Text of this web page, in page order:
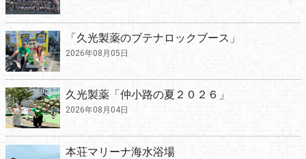
「久光製薬のブテナロックブース」
2026年08月05日
久光製薬「仲小路の夏２０２６」
2026年08月04日
本荘マリーナ海水浴場